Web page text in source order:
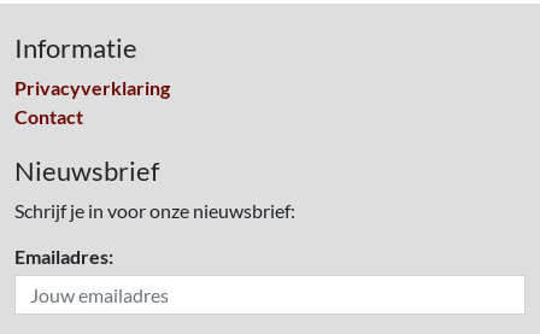
Informatie
Privacyverklaring
Contact
Nieuwsbrief
Schrijf je in voor onze nieuwsbrief:
Emailadres: